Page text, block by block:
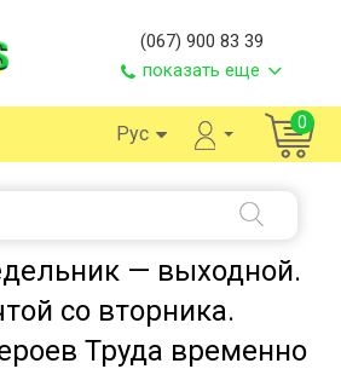
(067) 900 83 39
показать еще
Рус 0
— выходной.
со вторника.
Труда временно